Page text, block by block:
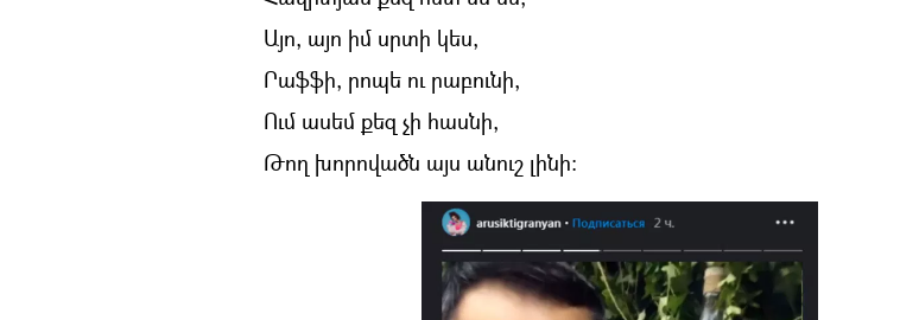
Այո, այո իմ սրտի կես,
Րաֆֆի, րոպե ու րաբունի,
Ում ասեմ քեզ չի հասնի,
Թող խորովածն այս անուշ լինի։